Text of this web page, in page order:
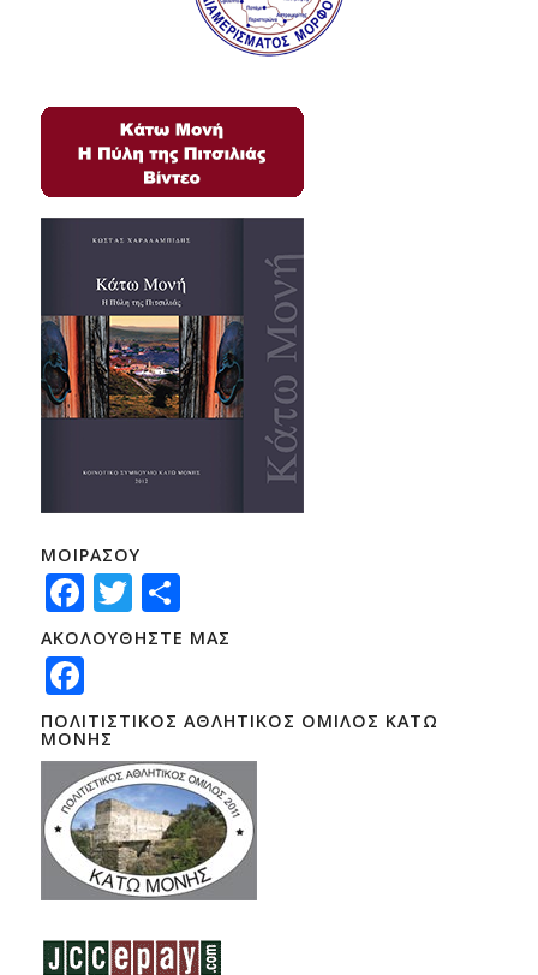
ΜΟΙΡΑΣΟΥ
Facebook
Twitter
Μοιραστείτε
ΑΚΟΛΟΥΘΗΣΤΕ ΜΑΣ
Facebook
ΠΟΛΙΤΙΣΤΙΚΟΣ ΑΘΛΗΤΙΚΟΣ ΟΜΙΛΟΣ ΚΑΤΩ
ΜΟΝΗΣ